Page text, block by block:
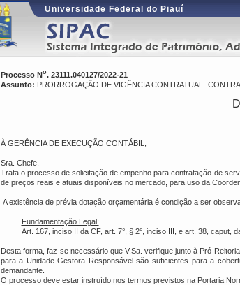
Universidade Federal do Piauí
Processo No. 23111.040127/2022-21
Assunto: PRORROGAÇÃO DE VIGÊNCIA CONTRATUAL-
À GERÊNCIA DE EXECUÇÃO CONTÁBIL,
Sra. Chefe,
Trata o processo de solicitação de empenho para contratação de
de preços reais e atuais disponíveis no mercado, para uso da
A existência de prévia dotação orçamentária é condição a ser
Fundamentação Legal:
Art. 167, inciso II da CF, art. 7°, § 2°, inciso III, e art. 38, caput,
Desta forma, faz-se necessário que V.Sa. verifique junto à Pró-
para a Unidade Gestora Responsável são suficientes para a
demandante.
O processo deve estar instruído nos termos previstos na Portaria